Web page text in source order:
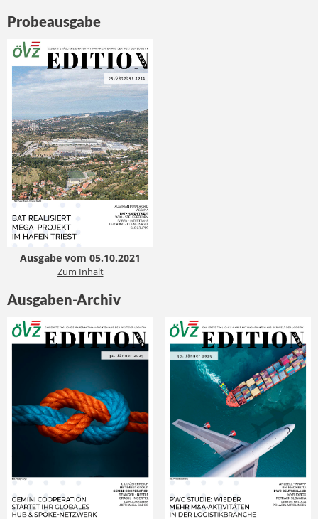
Probeausgabe
Ausgabe vom 05.10.2021
Zum Inhalt
Ausgaben-Archiv